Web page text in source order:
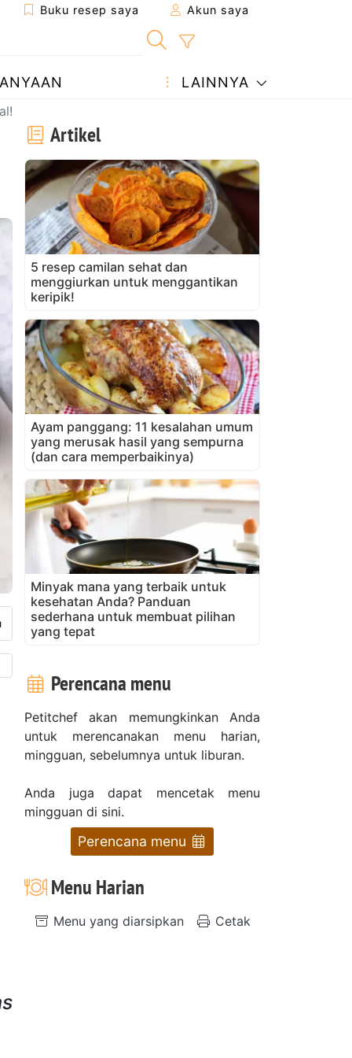
Buku resep saya Akun saya
LAINNYA
Artikel
5 resep camilan sehat dan
menggiurkan untuk menggantikan
keripik!
Ayam panggang: 11 kesalahan umum
yang merusak hasil yang sempurna
(dan cara memperbaikinya)
Minyak mana yang terbaik untuk
kesehatan Anda? Panduan
sederhana untuk membuat pilihan
yang tepat
Perencana menu
Petitchef akan memungkinkan Anda
untuk merencanakan menu harian,
mingguan, sebelumnya untuk liburan.
Anda juga dapat mencetak menu
mingguan di sini.
Perencana menu
Menu Harian
Menu yang diarsipkan Cetak